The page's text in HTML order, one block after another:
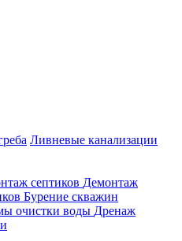
Ливневые канализации
септиков Демонтаж
Бурение скважин
очистки воды Дренаж